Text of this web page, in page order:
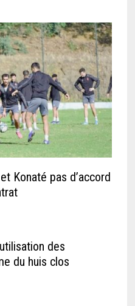
Konaté pas d’accord
des
du huis clos